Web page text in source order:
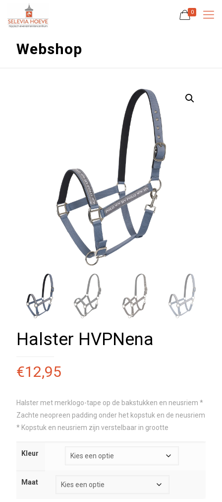
0
Webshop
Halster HVPNena
€12,95
Halster met merklogo-tape op de bakstukken en neusriem *
Zachte neopreen padding onder het kopstuk en de neusriem
* Kopstuk en neusriem zijn verstelbaar in grootte
Kleur
Maat